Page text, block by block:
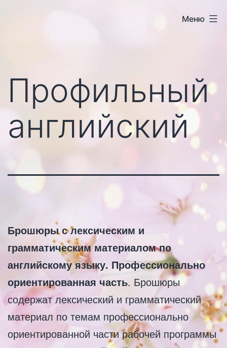
Меню
Профильный
английский
Брошюры с лексическим и
грамматическим материалом по
английскому языку. Профессионально
ориентированная часть. Брошюры
содержат лексический и грамматический
материал по темам профессионально
ориентированной части рабочей программы